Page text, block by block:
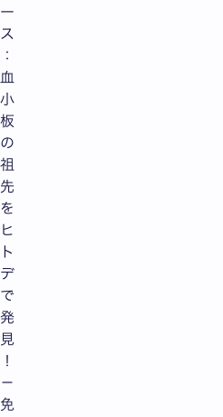
ー
ス
：
血
小
板
の
祖
先
を
ヒ
ト
デ
で
発
見
！
－
免